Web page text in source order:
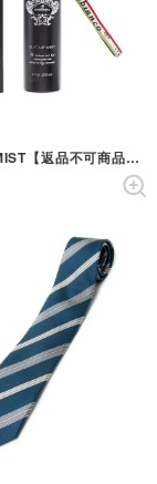
SUITーUP MIST【返品不可商品】 （ARANCIA）